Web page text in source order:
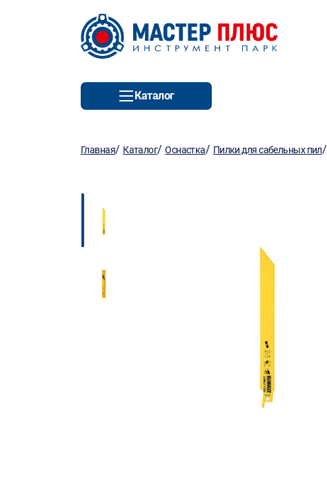
Каталог
Главная/ Каталог/Оснастка/ Пилки для сабельных пил/